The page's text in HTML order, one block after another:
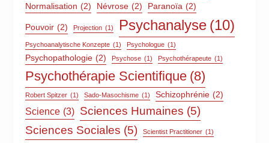
Normalisation (2) Névrose (2) Paranoïa (2)
Pouvoir (2) Projection (1) Psychanalyse (10)
Psychoanalytische Konzepte (1) Psychologue (1)
Psychopathologie (2) Psychose (1) Psychothérapeute (1)
Psychothérapie Scientifique (8)
Robert Spitzer (1) Sado-Masochisme (1) Schizophrénie (2)
Science (3) Sciences Humaines (5)
Sciences Sociales (5) Scientist Practitioner (1)